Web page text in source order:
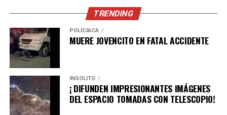
TRENDING
POLICÍACA
MUERE JOVENCITO EN FATAL ACCIDENTE
INSÓLITO
¡ DIFUNDEN IMPRESIONANTES IMÁGENES
DEL ESPACIO TOMADAS CON TELESCOPIO!